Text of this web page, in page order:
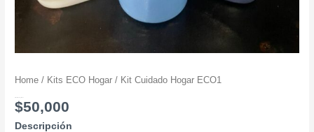
Home / Kits ECO Hogar / Kit Cuidado Hogar ECO1
$50,000
Descripción